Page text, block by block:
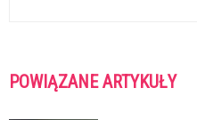
POWIĄZANE ARTYKUŁY